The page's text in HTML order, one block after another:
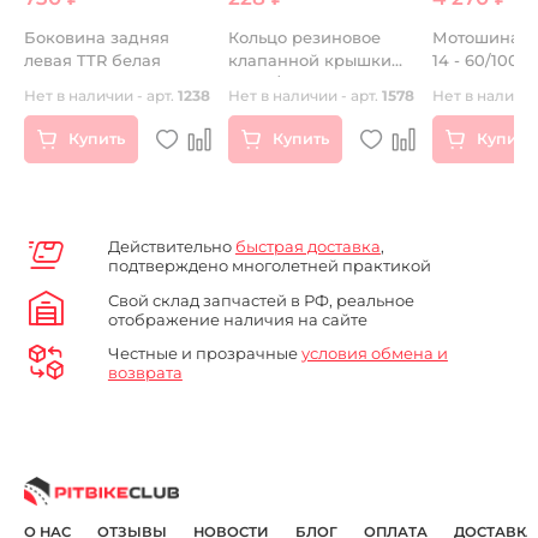
Боковина задняя
левая TTR белая
Нет в наличии - арт. 1238
Купить
Кольцо резиновое
клапанной крышки
YX150/160
Нет в наличии - арт. 1578
Купить
Мотошина
14 - 60/100
Нет в
Купить
Действительно быстрая доставка,
подтверждено многолетней практикой
Свой склад запчастей в РФ, реальное
отображение наличия на сайте
Честные и прозрачныеусловия обмена и
возврата
О НАС ОТЗЫВЫ НОВОСТИ БЛОГ ОПЛАТА ДОСТАВКА